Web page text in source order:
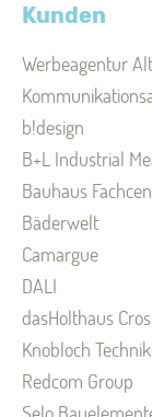
Kunden
Werbeagentur
b!design
B+L Industrial
Bauhaus
Bäderwelt
Camargue
DALI
dasHolthaus
Knobloch
Redcom Group